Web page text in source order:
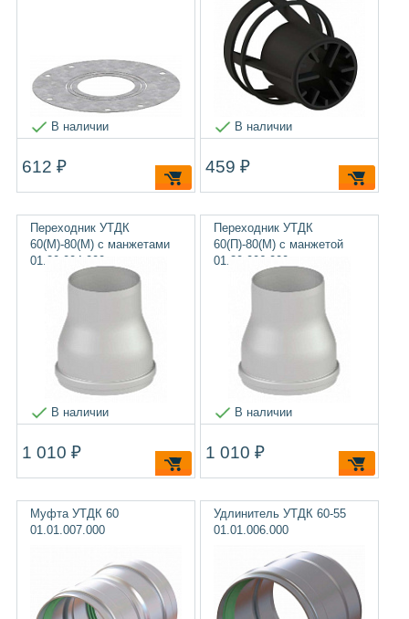
В наличии
612 ₽
В наличии
459 ₽
Переходник УТДК
60(М)-80(М) с манжетами
01.20.004.000
В наличии
1 010 ₽
Переходник УТДК
60(П)-80(М) с манжетой
01.20.006.000
В наличии
1 010 ₽
Муфта УТДК 60
01.01.007.000
Удлинитель УТДК 60-55
01.01.006.000